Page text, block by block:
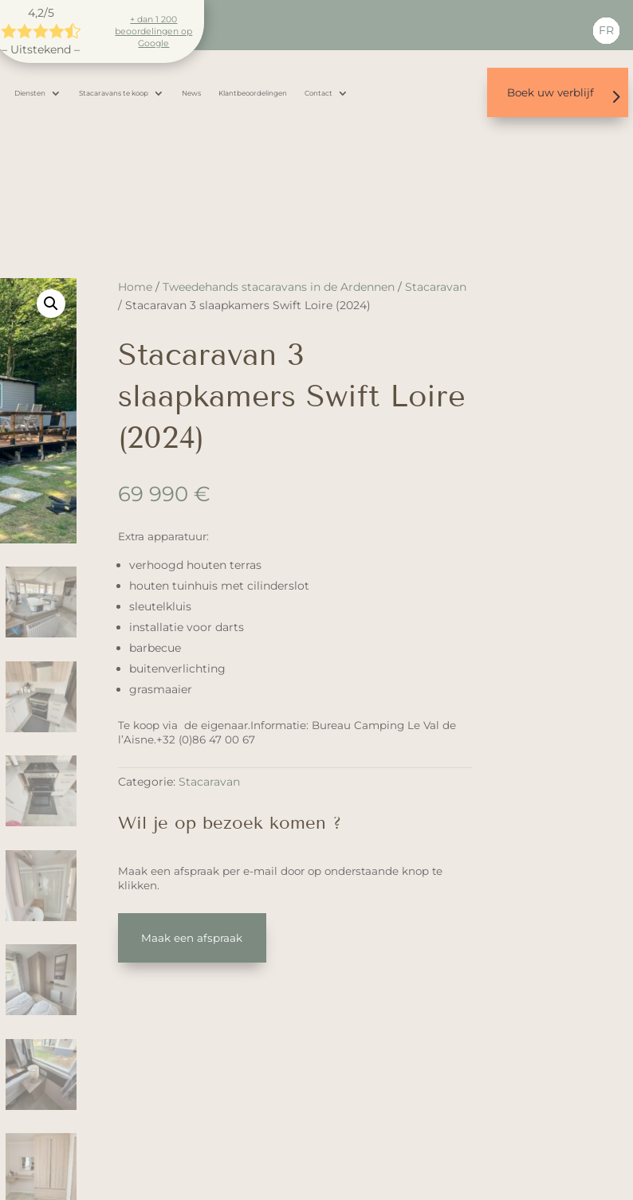
4,2/5

– Uitstekend –
+ dan 1 200
beoordelingen op
Google
FR
Diensten Stacaravans te koop News Klantbeoordelingen Contact Boek uw verblijf
Home/ Tweedehands stacaravans in de Ardennen / Stacaravan
/ Stacaravan 3 slaapkamers Swift Loire (2024)
Stacaravan 3
slaapkamers Swift Loire
(2024)
69 990 €
Extra apparatuur:
verhoogd houten terras
houten tuinhuis met cilinderslot
sleutelkluis
installatie voor darts
barbecue
buitenverlichting
grasmaaier
Te koop via de eigenaar.Informatie: Bureau Camping Le Val de
l’Aisne.+32 (0)86 47 00 67
Categorie: Stacaravan
Wil je op bezoek komen ?
Maak een afspraak per e-mail door op onderstaande knop te
klikken.
Maak een afspraak